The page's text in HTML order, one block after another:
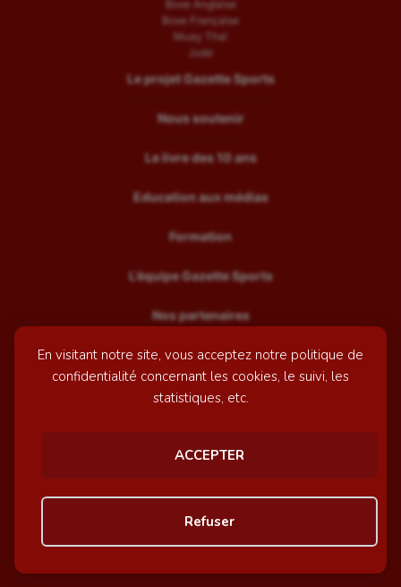
En visitant notre site, vous acceptez notre politique de
confidentialité concernant les cookies, le suivi, les
statistiques, etc.
ACCEPTER
Refuser
Boxe Anglaise
Boxe Française
Muay Thaï
Judo
Le projet Gazette Sports
Nous soutenir
Le livre des 10 ans
Education aux médias
Formation
L’équipe Gazette Sports
Nos partenaires
Recrutement
Mentions légales
© GazetteSports - 2026 | Site internet réalisé par
Awelty